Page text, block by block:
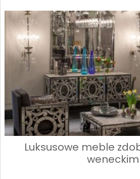
Luksusowe meble
weneckim